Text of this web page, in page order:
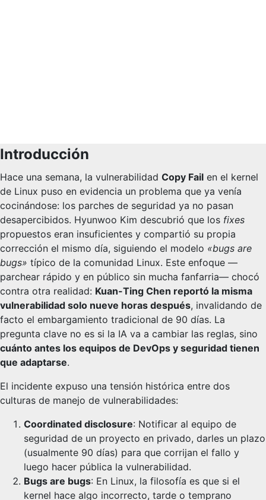
Introducción
Hace una semana, la vulnerabilidad Copy Fail en el kernel
de Linux puso en evidencia un problema que ya venía
cocinándose: los parches de seguridad ya no pasan
desapercibidos. Hyunwoo Kim descubrió que los fixes
propuestos eran insuficientes y compartió su propia
corrección el mismo día, siguiendo el modelo «bugs are
bugs» típico de la comunidad Linux. Este enfoque —
parchear rápido y en público sin mucha fanfarria— chocó
contra otra realidad: Kuan-Ting Chen reportó la misma
vulnerabilidad solo nueve horas después, invalidando de
facto el embargamiento tradicional de 90 días. La
pregunta clave no es si la IA va a cambiar las reglas, sino
cuánto antes los equipos de DevOps y seguridad tienen
que adaptarse.
El incidente expuso una tensión histórica entre dos
culturas de manejo de vulnerabilidades:
Coordinated disclosure: Notificar al equipo de
seguridad de un proyecto en privado, darles un plazo
(usualmente 90 días) para que corrijan el fallo y
luego hacer pública la vulnerabilidad.
Bugs are bugs: En Linux, la filosofía es que si el
kernel hace algo incorrecto, tarde o temprano